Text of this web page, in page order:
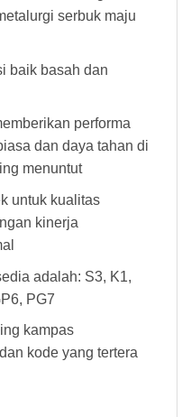
serbuk maju
baik basah dan
performa
dan daya tahan di
menuntut
untuk kualitas
kinerja
adalah: S3, K1,
PG7
kampas
kode yang tertera